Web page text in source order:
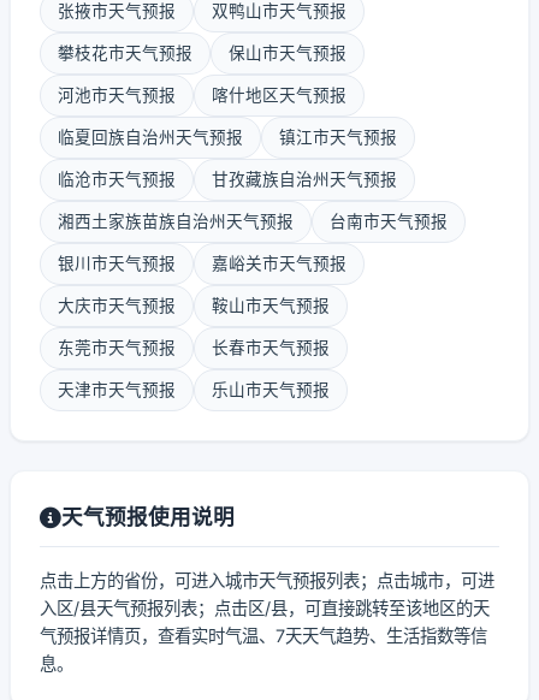
张掖市天气预报 双鸭山市天气预报
攀枝花市天气预报 保山市天气预报
河池市天气预报 喀什地区天气预报
临夏回族自治州天气预报 镇江市天气预报
临沧市天气预报 甘孜藏族自治州天气预报
湘西土家族苗族自治州天气预报 台南市天气预报
银川市天气预报 嘉峪关市天气预报
大庆市天气预报 鞍山市天气预报
东莞市天气预报 长春市天气预报
天津市天气预报 乐山市天气预报
天气预报使用说明
点击上方的省份，可进入城市天气预报列表；点击城市，可进
入区/县天气预报列表；点击区/县，可直接跳转至该地区的天
气预报详情页，查看实时气温、7天天气趋势、生活指数等信
息。